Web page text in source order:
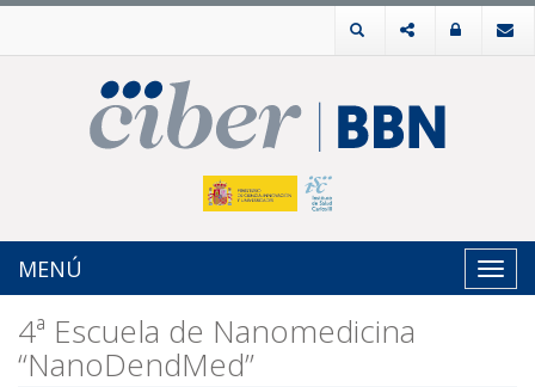
MENÚ
4ª Escuela de Nanomedicina
“NanoDendMed”